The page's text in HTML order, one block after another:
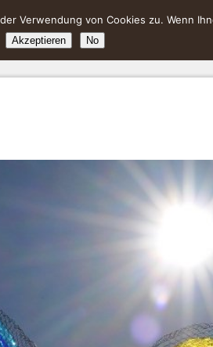
Verwendung von Cookies zu. Wenn
Akzeptieren No